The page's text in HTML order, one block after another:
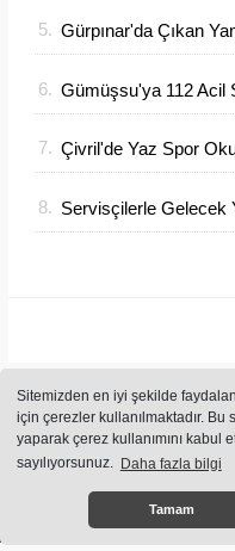
Sitemizden en iyi şekilde
için çerezler kullanılmaktadır. Bu
yaparak çerez kullanımını kabul
sayılıyorsunuz. Daha fazla bilgi
Tamam
5. Gürpınar'da Çıkan
6. Gümüşsu'ya 112 Acil
7. Çivril'de Yaz Spor
8. Servisçilerle Gelecek
Sitemizde bulunan içeriklerin
içerikler
Haber